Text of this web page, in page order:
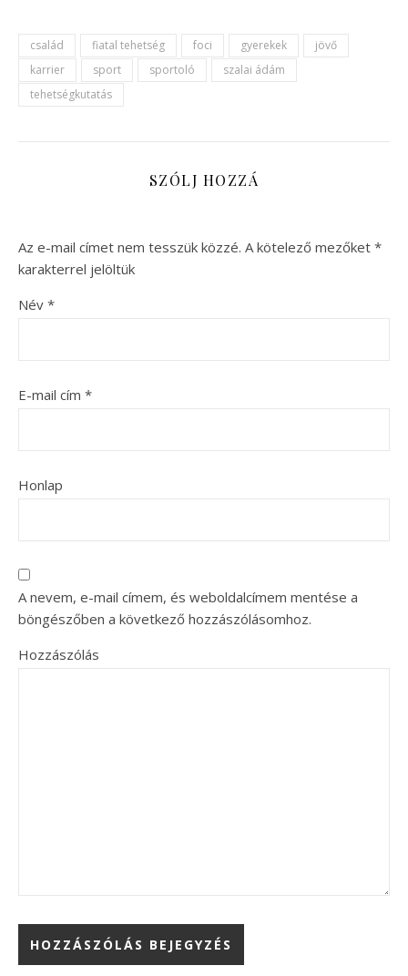
család fiatal tehetség foci gyerekek
jövő
karrier
sport sportoló
szalai ádám
tehetségkutatás
SZÓLJ HOZZÁ
Az e-mail címet nem tesszük közzé. A kötelező mezőket *
karakterrel jelöltük
Név *
E-mail cím *
Honlap
A nevem, e-mail címem, és weboldalcímem mentése a
böngészőben a következő hozzászólásomhoz.
Hozzászólás